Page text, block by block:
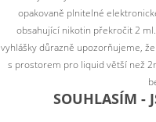
opakovaně plnitelné
obsahující nikotin překročit 2
vyhlášky důrazně upozorňujeme,
s prostorem pro liquid větší než
SOUHLASÍM -